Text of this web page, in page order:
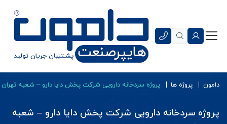
دامون پروژه ها پروژه سردخانه دارویی شرکت پخش دایا دارو – شعبه تهران ۱۴۰۱
پروژه سردخانه دارویی شرکت پخش دایا دارو – شعبه